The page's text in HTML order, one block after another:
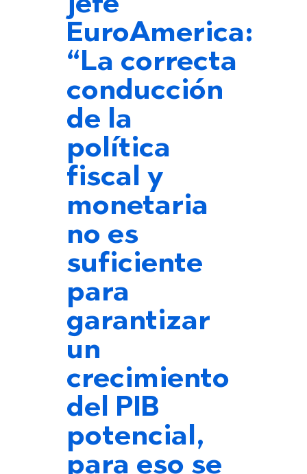
EuroAmerica:
“La correcta
conducción
de la
política
fiscal y
monetaria
no es
suficiente
para
garantizar
un
crecimiento
del PIB
potencial,
para eso se